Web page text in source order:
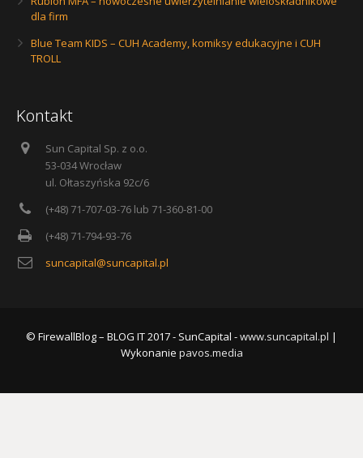
dla firm
Blue Team KIDS – CUH Academy, komiksy edukacyjne i CUH
TROLL
Kontakt
Sun Capital Sp. z o.o.
53-034 Wrocław
ul. Ołtaszyńska 92c/6
(+48) 71-707-03-76 lub 71-360-81-00
(+48) 71-794-93-76
suncapital@suncapital.pl
© FirewallBlog – BLOG IT 2017 - SunCapital -www.suncapital.pl |
Wykonanie pavos.media